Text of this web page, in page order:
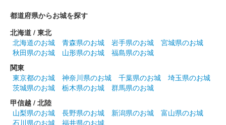
丸岡藩誕生400年記念ーブースにて販売された御城印。21日のみ
販売された。
丸岡城 御城印 お城EXPO 2024限定版 天守ver.
販売終了
2024年12月21、22日に開催されたお城EXPO 2024の丸岡城 ー
丸岡藩誕生400年記念ーブースにて販売された御城印。21日のみ
販売された。
都道府県からお城を探す
北海道 / 東北
北海道のお城
青森県のお城 岩手県のお城
宮城県のお城
秋田県のお城
山形県のお城
福島県のお城
関東
東京都のお城
神奈川県のお城 千葉県のお城
埼玉県のお城
茨城県のお城
栃木県のお城
群馬県のお城
甲信越 / 北陸
山梨県のお城
長野県のお城 新潟県のお城
富山県のお城
石川県のお城
福井県のお城